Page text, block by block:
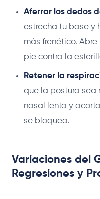
Aferrar los dedos
estrecha tu base y
más frenético.
pie contra la
Retener la
que la postura sea
nasal lenta y
se bloquea.
Variaciones del
Regresiones y